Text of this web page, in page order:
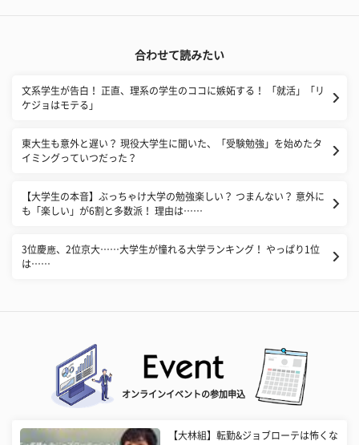
合わせて読みたい
文系学生が告白！ 正直、理系の学生のココに嫉妬する！ 「就活」「リ
ケジョはモテる」
東大生も意外と遅い？ 現役大学生に聞いた、「受験勉強」を始めたタ
イミングっていつだった？
【大学生の本音】ぶっちゃけ大学の勉強楽しい？ つまんない？ 意外に
も「楽しい」が6割と多数派！ 理由は……
3位慶應、2位京大……大学生が憧れる大学ランキング！ やっぱり1位
は……
オンラインイベントの参加申込
【大林組】転勤&ジョブローテは怖くな